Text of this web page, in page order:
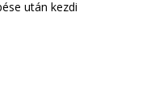
után kezdi